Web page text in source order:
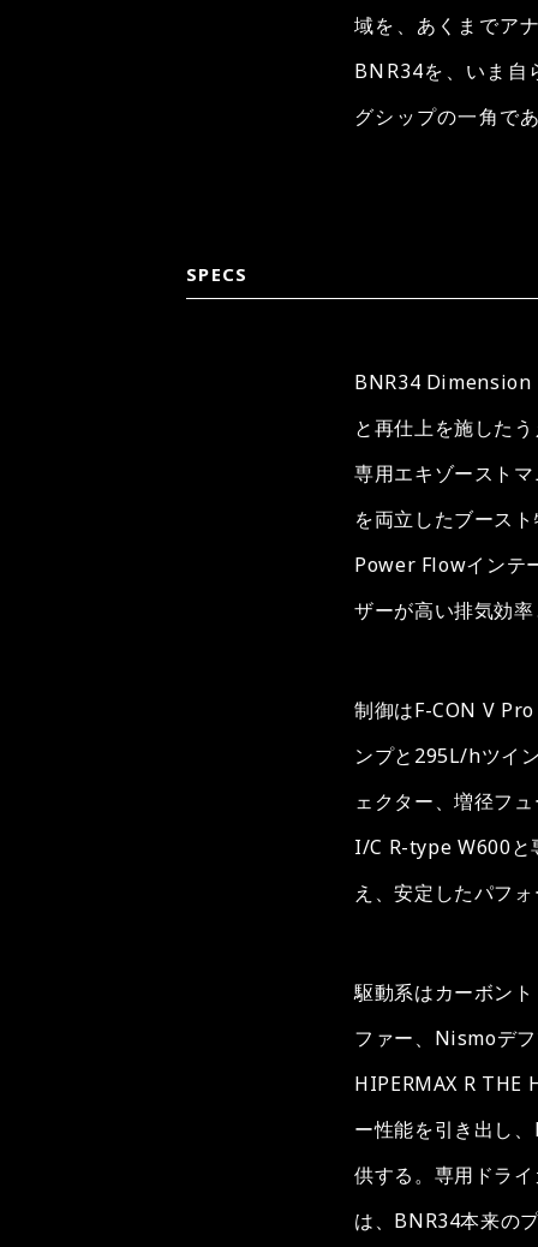
域を、あくまでア
BNR34を、いま自
グシップの一角で
SPECS
BNR34 Dimension
と再仕上を施した
専用エキゾースト
を両立したブース
Power Flowインテ
ザーが高い排気効
制御はF-CON V
ンプと295L/hツイ
ェクター、増径フ
I/C R-type W600と
え、安定したパフ
駆動系はカーボン
ファー、Nismoデ
HIPERMAX R THE
ー性能を引き出し
供する。専用ドラ
は、BNR34本来の